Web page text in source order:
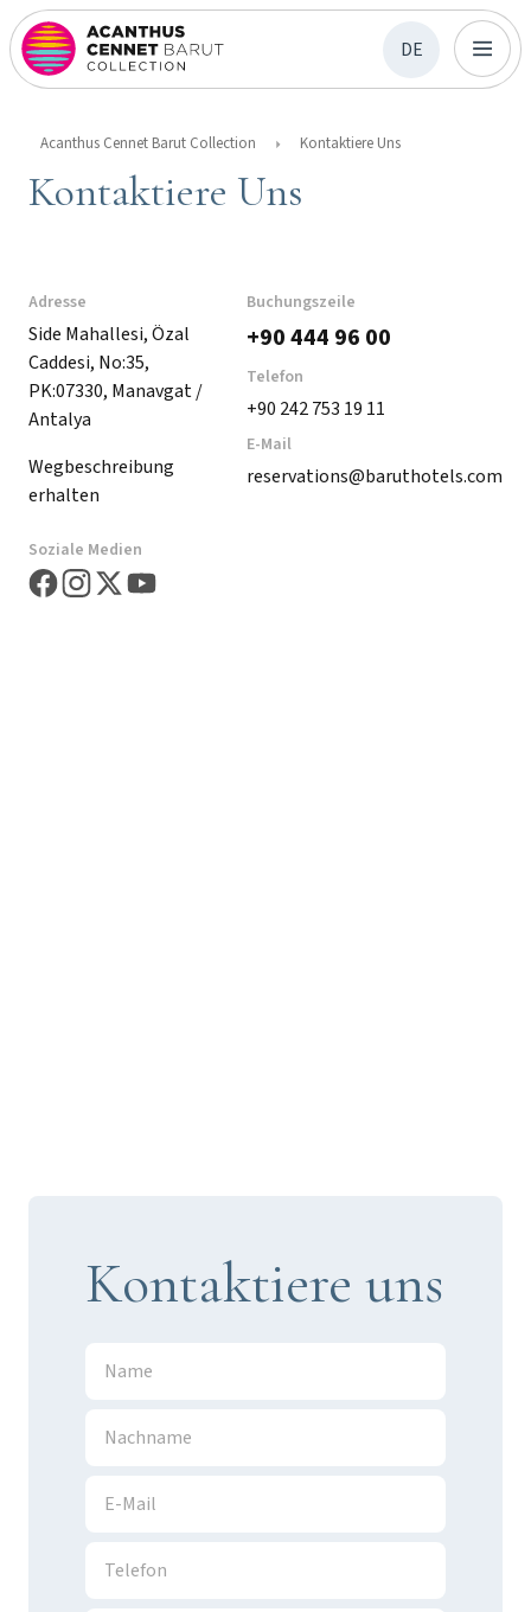
DE
Acanthus Cennet Barut Collection Kontaktiere Uns
Kontaktiere Uns
Adresse
Side Mahallesi, Özal
Caddesi, No:35,
PK:07330, Manavgat /
Antalya
Wegbeschreibung
erhalten
Soziale Medien
Buchungszeile
+90 444 96 00
Telefon
+90 242 753 19 11
E-Mail
reservations@baruthotels.com
Kontaktiere uns